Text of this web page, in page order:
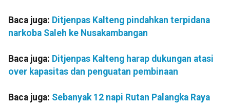
Baca juga: Ditjenpas Kalteng pindahkan terpidana
narkoba Saleh ke Nusakambangan
Baca juga: Ditjenpas Kalteng harap dukungan atasi
over kapasitas dan penguatan pembinaan
Baca juga: Sebanyak 12 napi Rutan Palangka Raya